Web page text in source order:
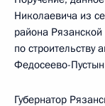
Николаевича из
района
по строительству
Федосеево-
Губернатор